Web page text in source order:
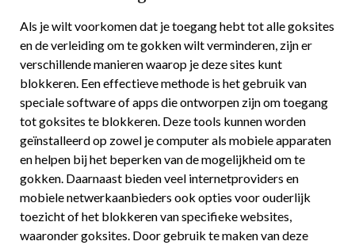
Als je wilt voorkomen dat je toegang hebt tot alle goksites
en de verleiding om te gokken wilt verminderen, zijn er
verschillende manieren waarop je deze sites kunt
blokkeren. Een effectieve methode is het gebruik van
speciale software of apps die ontworpen zijn om toegang
tot goksites te blokkeren. Deze tools kunnen worden
geïnstalleerd op zowel je computer als mobiele apparaten
en helpen bij het beperken van de mogelijkheid om te
gokken. Daarnaast bieden veel internetproviders en
mobiele netwerkaanbieders ook opties voor ouderlijk
toezicht of het blokkeren van specifieke websites,
waaronder goksites. Door gebruik te maken van deze